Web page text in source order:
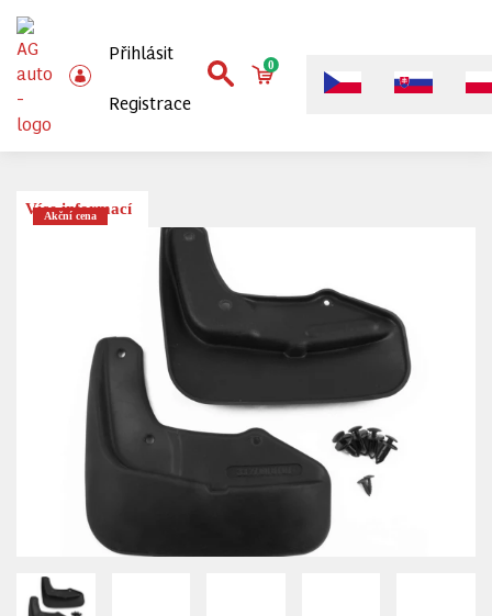
Přihlásit
Registrace
0
Více informací
Akční cena